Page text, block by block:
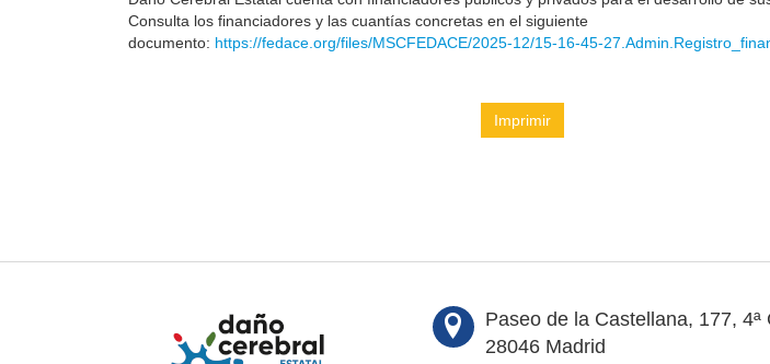
Consulta los financiadores y las cuantías concretas en el siguiente
documento: https://fedace.org/files/MSCFEDACE/2025-12/15-16-45-
Imprimir
Paseo de la Castellana, 177, 4ª
28046 Madrid